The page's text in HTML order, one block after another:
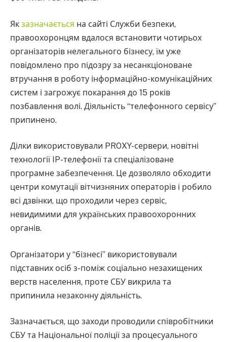
Як зазначається на сайті Служби безпеки,
правоохоронцям вдалося встановити чотирьох
організаторів нелегального бізнесу, їм уже
повідомлено про підозру за несанкціоноване
втручання в роботу інформаційно-комунікаційних
систем і загрожує покарання до 15 років
позбавлення волі. Діяльність “телефонного сервісу”
припинено.
Ділки використовували PROXY-сервери, новітні
технології IP-телефонії та спеціалізоване
програмне забезпечення. Це дозволяло обходити
центри комутації вітчизняних операторів і робило
всі дзвінки, що проходили через сервіс,
невидимими для українських правоохоронних
органів.
Організатори у “бізнесі” використовували
підставних осіб з-поміж соціально незахищених
верств населення, проте СБУ викрила та
припинила незаконну діяльність.
Зазначається, що заходи проводили співробітники
СБУ та Національної поліції за процесуального